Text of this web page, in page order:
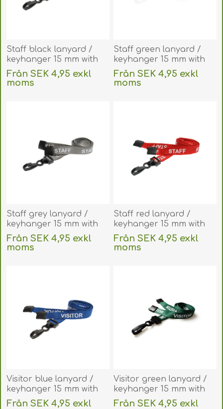
Staff black lanyard /
keyhanger 15 mm with
plastic J clip. 60270589
(DE,SE,NO,FI,RO,PL)
Från SEK 4,95 exkl
moms
Staff green lanyard /
keyhanger 15 mm with
plastic J clip. 60270598
(DE,SE,NO,FI,RO,PL)
Från SEK 4,95 exkl
moms
Staff grey lanyard /
keyhanger 15 mm with
plastic J clip. 60270599
(DE,SE,NO,FI,RO,PL)
Från SEK 4,95 exkl
moms
Staff red lanyard /
keyhanger 15 mm with
plastic J clip. 60270597
(DE,SE,NO,FI,RO,PL)
Från SEK 4,95 exkl
moms
Visitor blue lanyard /
keyhanger 15 mm with
plastic J clip. 60270602
Från SEK 4,95 exkl
Visitor green lanyard /
keyhanger 15 mm with
plastic J clip. 60270603
Från SEK 4,95 exkl